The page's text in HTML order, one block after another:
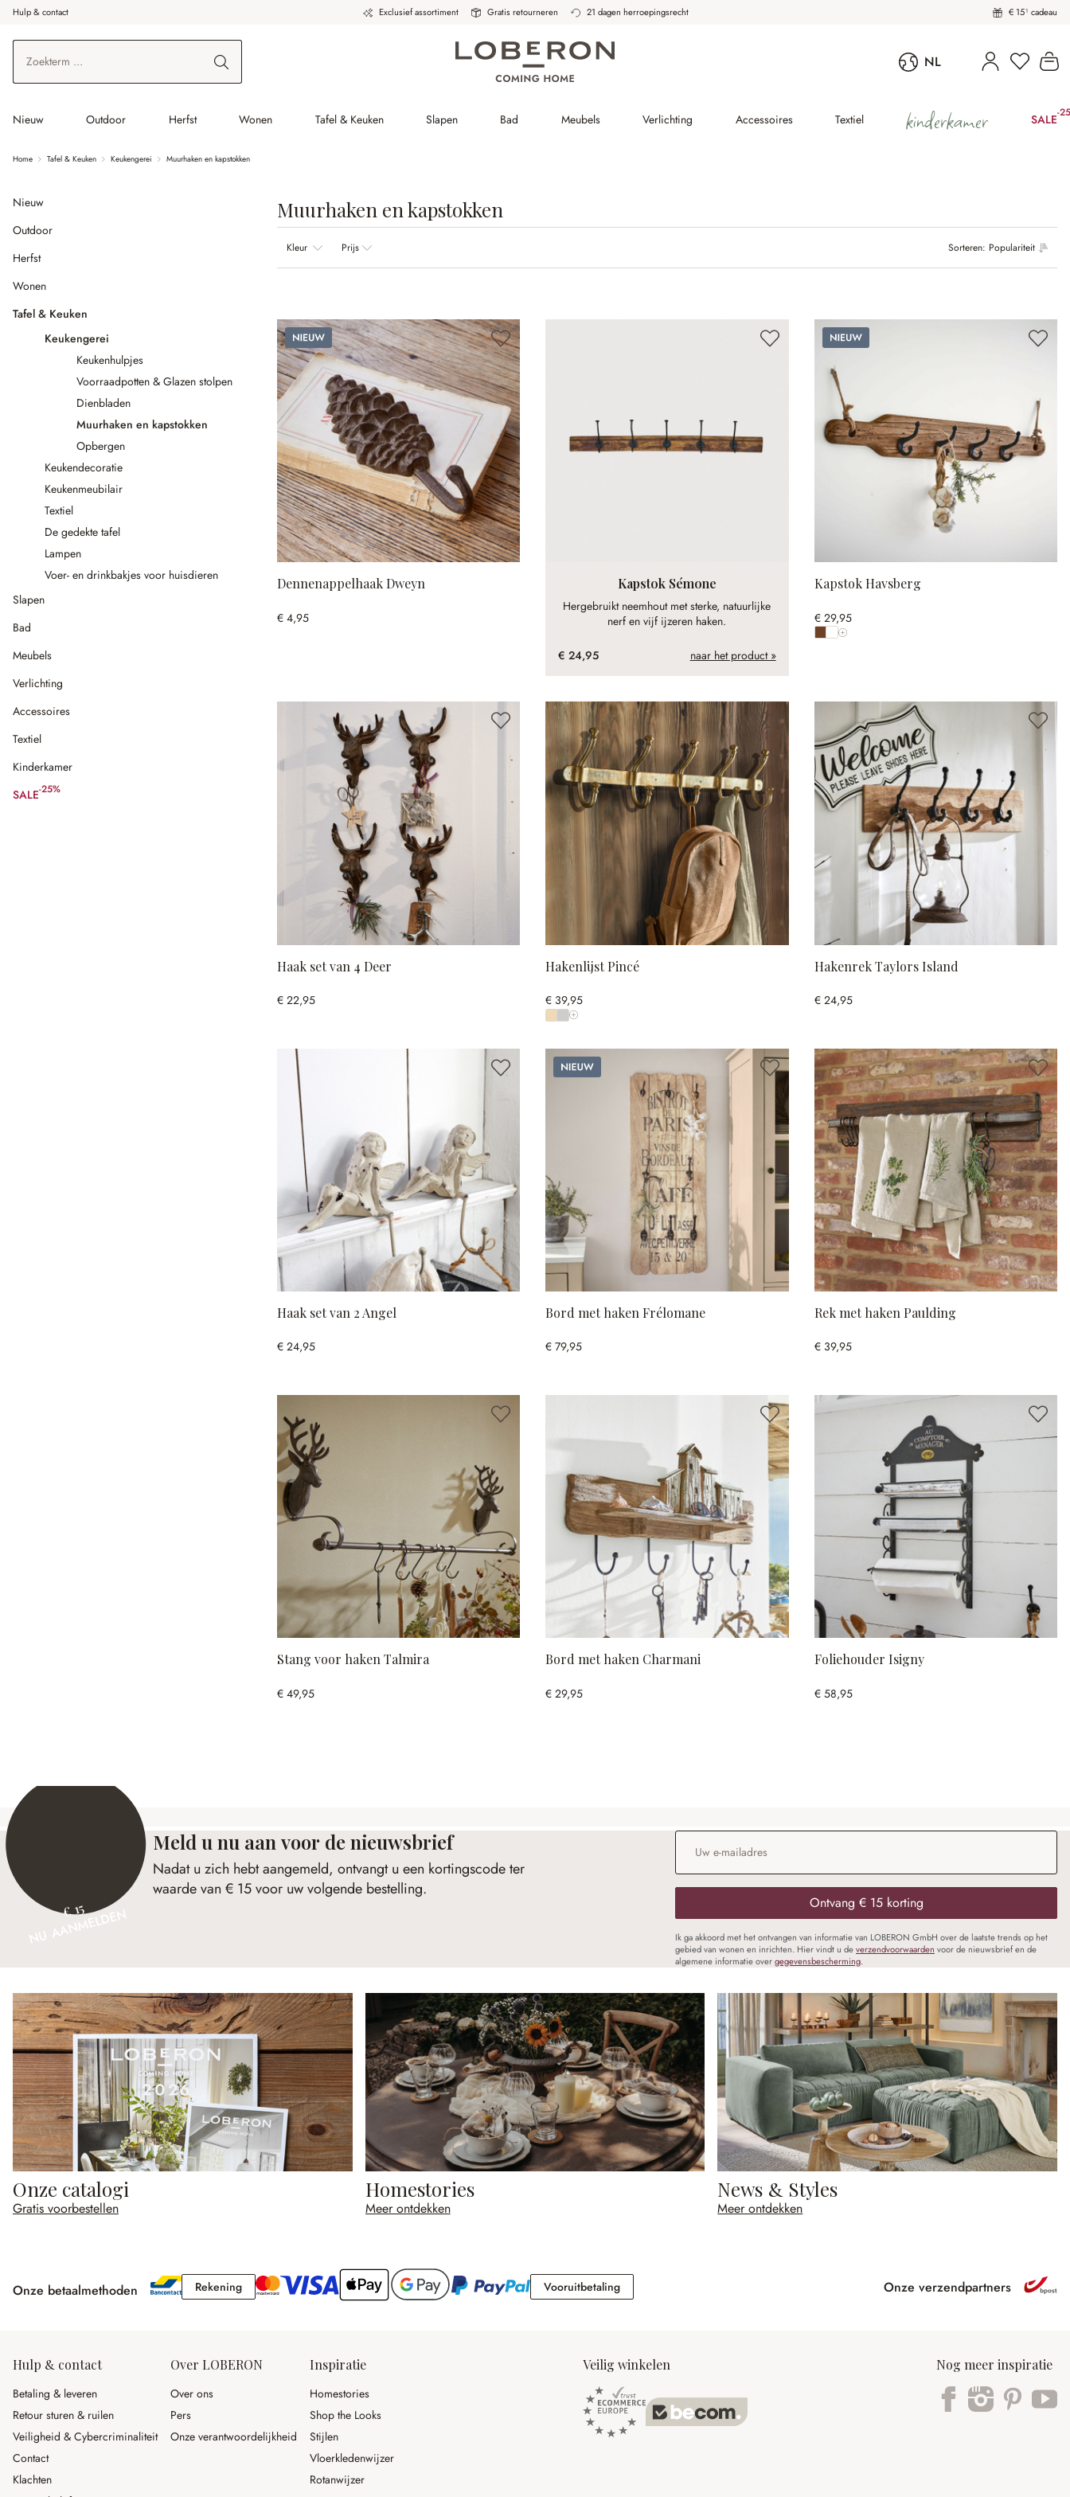
de hoofdinhoud
Ga naar zoeken
Ga naar de hoofdnavigatie
Hulp & contact Exclusief assortiment Gratis retourneren 21 dagen herroepingsrecht € 15¹ cadeau
NL
Nieuw Outdoor Herfst Wonen Tafel & Keuken Slapen Bad Meubels Verlichting Accessoires Textiel kinderkamer SALE-
Home Tafel & Keuken Keukengerei Muurhaken en kapstokken
Nieuw
Outdoor
Herfst
Wonen
Tafel & Keuken
Keukengerei
Keukenhulpjes
Voorraadpotten & Glazen stolpen
Dienbladen
Muurhaken en kapstokken
Opbergen
Keukendecoratie
Keukenmeubilair
Textiel
De gedekte tafel
Lampen
Voer- en drinkbakjes voor huisdieren
Slapen
Bad
Meubels
Verlichting
Accessoires
Textiel
Kinderkamer
SALE-25%
(25% gespart)
Muurhaken en kapstokken
Sorteren: Populariteit
Kleur Prijs
Nieuw
Dennenappelhaak Dweyn
€ 4,95
Kapstok Sémone
Hergebruikt neemhout met sterke, natuurlijke
nerf en vijf ijzeren haken.
€ 24,95 naar het product »
Nieuw
Kapstok Havsberg
€ 29,95
Haak set van 4 Deer
€ 22,95
Hakenlijst Pincé
€ 39,95
Hakenrek Taylors Island
€ 24,95
Haak set van 2 Angel
€ 24,95
Nieuw
Bord met haken Frélomane
€ 79,95
Rek met haken Paulding
€ 39,95
Stang voor haken Talmira
€ 49,95
Bord met haken Charmani
€ 29,95
Foliehouder Isigny
€ 58,95
€ 15
NU AANMELDEN
Meld u nu aan voor de nieuwsbrief
Nadat u zich hebt aangemeld, ontvangt u een kortingscode ter
waarde van € 15 voor uw volgende bestelling.
E-mailadres
Ontvang € 15 korting
Ik ga akkoord met het ontvangen van informatie van LOBERON GmbH over de laatste trends op het
gebied van wonen en inrichten. Hier vindt u deverzendvoorwaarden voor de nieuwsbrief en de
algemene informatie overgegevensbescherming.
Onze catalogi
Gratis voorbestellen
Homestories
Meer ontdekken
News & Styles
Meer ontdekken
Onze betaalmethoden RekeningRekening VooruitbetalingVooruitbetaling Onze verzendpartners
Hulp & contact
Betaling & leveren
Retour sturen & ruilen
Veiligheid & Cybercriminaliteit
Contact
Klachten
Over LOBERON
Over ons
Pers
Onze verantwoordelijkheid
Inspiratie
Homestories
Shop the Looks
Stijlen
Vloerkledenwijzer
Rotanwijzer
Veilig winkelen Nog meer inspiratie